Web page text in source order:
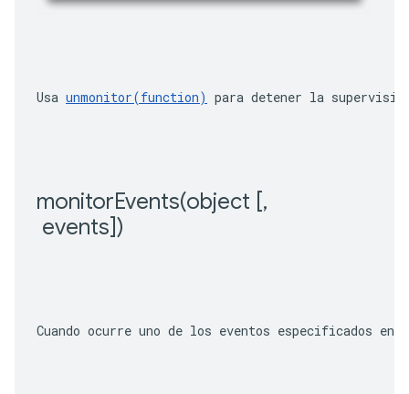
Usa unmonitor(function) para detener la
monitorEvents(object [,
events])
Cuando ocurre uno de los eventos especificados